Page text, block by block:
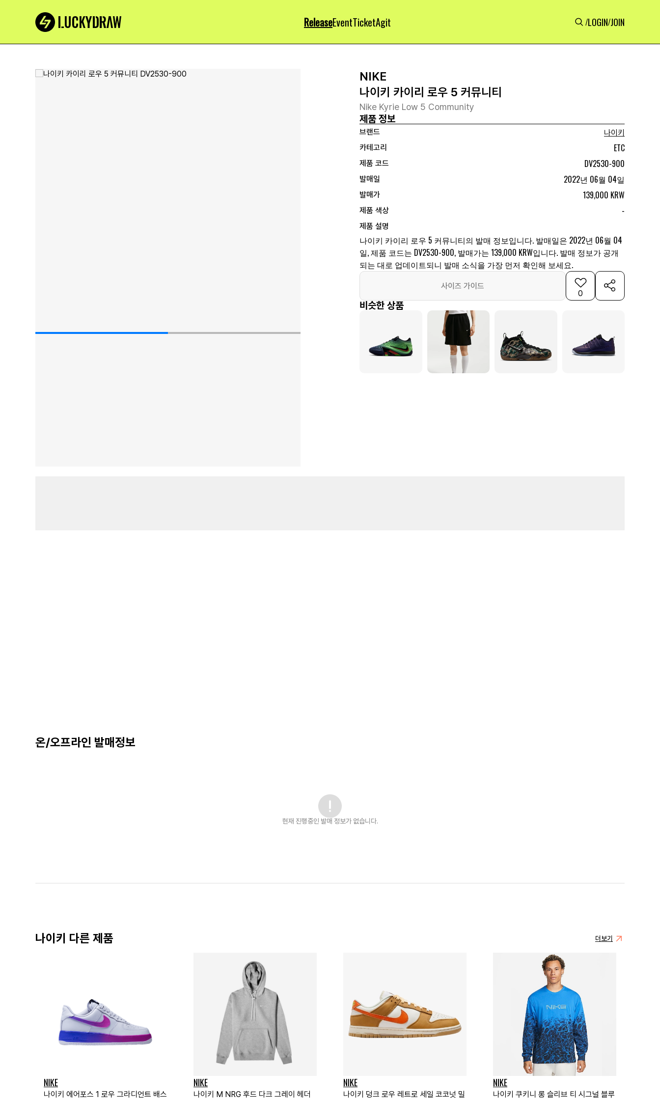
ReleaseEventTicketAgit /LOGIN/JOIN
NIKE
나이키 카이리 로우 5 커뮤니티
Nike Kyrie Low 5 Community
제품 정보
브랜드
나이키
카테고리
ETC
제품 코드 DV2530-900
발매일 2022년 06월 04일
발매가 139,000 KRW
제품 색상 -
제품 설명
나이키 카이리 로우 5 커뮤니티의 발매 정보입니다. 발매일은 2022년 06월 04
일, 제품 코드는 DV2530-900, 발매가는 139,000 KRW입니다. 발매 정보가 공개
되는 대로 업데이트되니 발매 소식을 가장 먼저 확인해 보세요.
사이즈 가이드
0
비슷한 상품
온/오프라인 발매정보
현재 진행중인 발매 정보가 없습니다.
나이키 다른 제품 더보기
NIKE
나이키 에어포스 1 로우 그라디언트 배스
NIKE
나이키 M NRG 후드 다크 그레이 헤더
NIKE
나이키 덩크 로우 레트로 세일 코코넛 밀
NIKE
나이키 쿠키니 롱 슬리브 티 시그널 블루